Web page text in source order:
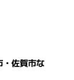
・佐賀市な